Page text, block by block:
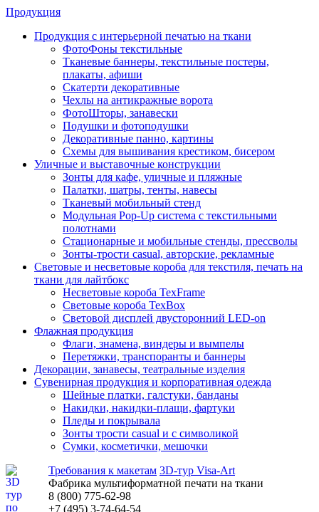
Продукция
Продукция с интерьерной печатью на ткани
ФотоФоны текстильные
Тканевые баннеры, текстильные постеры,
плакаты, афиши
Скатерти декоративные
Чехлы на антикражные ворота
ФотоШторы, занавески
Подушки и фотоподушки
Декоративные панно, картины
Схемы для вышивания крестиком, бисером
Уличные и выставочные конструкции
Зонты для кафе, уличные и пляжные
Палатки, шатры, тенты, навесы
Тканевый мобильный стенд
Модульная Pop-Up система с текстильными
полотнами
Стационарные и мобильные стенды, прессволы
Зонты-трости casual, авторские, рекламные
Световые и несветовые короба для текстиля, печать на
ткани для лайтбокс
Несветовые короба TexFrame
Световые короба TexBox
Световой дисплей двусторонний LED-on
Флажная продукция
Флаги, знамена, виндеры и вымпелы
Перетяжки, транспоранты и баннеры
Декорации, занавесы, театральные изделия
Сувенирная продукция и корпоративная одежда
Шейные платки, галстуки, банданы
Накидки, накидки-плащи, фартуки
Пледы и покрывала
Зонты трости casual и с символикой
Сумки, косметички, мешочки
Требования к макетам 3D-тур Visa-Art
Фабрика мультиформатной печати на ткани
8 (800) 775-62-98
+7 (495) 3-74-64-54